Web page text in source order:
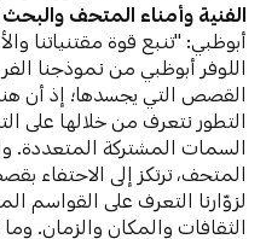
الفنية وأمناء المتحف والبحث
أبوظبي: "تنبع قوة مقتنياتنا
اللوفر أبوظبي من نموذجنا
القصص التي يجسدها؛ إذ أن
التطور نتعرف من خلالها على
السمات المشتركة المتعددة.
المتحف، ترتكز إلى الاحتفاء
لزوّارنا التعرف على القواسم
الثقافات والمكان والزمان.